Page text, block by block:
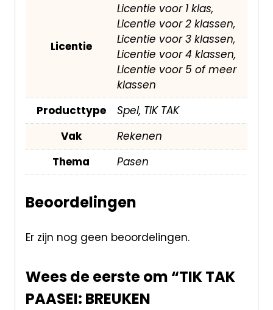
Licentie
Licentie voor 1 klas,
Licentie voor 2 klassen,
Licentie voor 3 klassen,
Licentie voor 4 klassen,
Licentie voor 5 of meer
klassen
Producttype
Spel, TIK TAK
Vak
Rekenen
Thema
Pasen
Beoordelingen
Er zijn nog geen beoordelingen.
Wees de eerste om “TIK TAK
PAASEI: BREUKEN